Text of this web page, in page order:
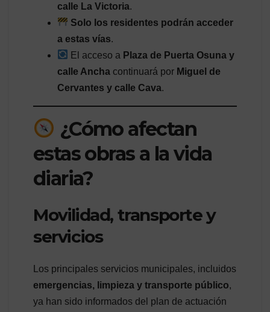
calle La Victoria.
Solo los residentes podrán acceder
a estas vías.
El acceso a Plaza de Puerta Osuna y
calle Ancha continuará por Miguel de
Cervantes y calle Cava.
¿Cómo afectan
estas obras a la vida
diaria?
Movilidad, transporte y
servicios
Los principales servicios municipales, incluidos
emergencias, limpieza y transporte público,
ya han sido informados del plan de actuación